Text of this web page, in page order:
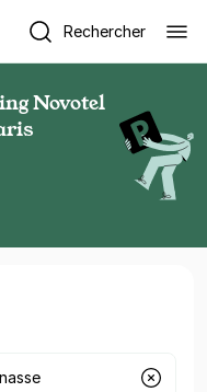
Rechercher
Novotel